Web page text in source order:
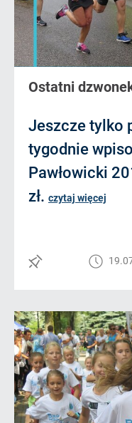
Ostatni
Jeszcze tylko
tygodnie
Pawłowicki
zł. czytaj więcej